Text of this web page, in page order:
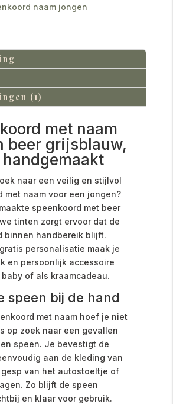
naam jongen
(1)
met naam
beer grijsblauw,
naar een veilig en stijlvol
met naam voor een jongen?
speenkoord met beer
tinten zorgt ervoor dat de
binnen handbereik blijft.
personalisatie maak je
en persoonlijk accessoire
of als kraamcadeau.
speen bij de hand
met naam hoef je niet
op zoek naar een gevallen
speen. Je bevestigt de
aan de kleding van
gesp van het autostoeltje of
Zo blijft de speen
en klaar voor gebruik.